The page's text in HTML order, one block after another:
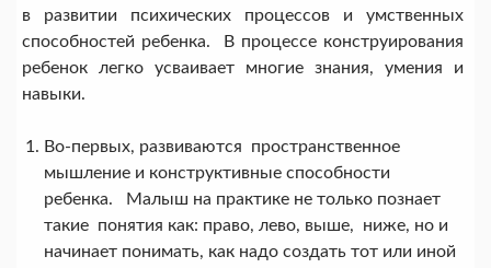
в развитии психических процессов и умственных
способностей ребенка. В процессе конструирования
ребенок легко усваивает многие знания, умения и
навыки.
Во-первых, развиваются пространственное
мышление и конструктивные способности
ребенка. Малыш на практике не только познает
такие понятия как: право, лево, выше, ниже, но и
начинает понимать, как надо создать тот или иной